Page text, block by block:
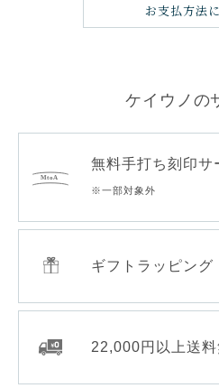
お支払方法
ケイウノの
無料手打ち刻印サ
※一部対象外
ギフトラッピング
22,000円以上送